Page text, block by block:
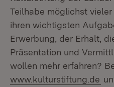
Teilhabe möglichst
ihren wichtigsten
Erwerbung, der Erhalt,
Präsentation und
wollen mehr erfahren?
www.kulturstiftung.de